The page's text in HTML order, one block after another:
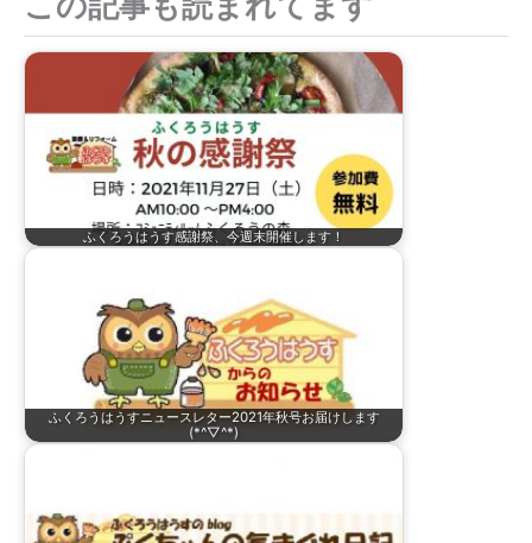
ふくろうはうす感謝祭、今週末開催します！
ふくろうはうすニュースレター2021年秋号お届けします
(*^▽^*)